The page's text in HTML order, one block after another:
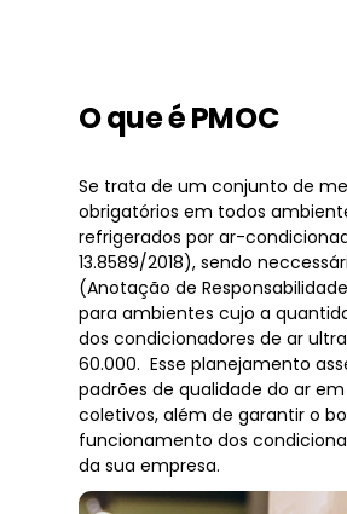
O que é PMOC
Se trata de um conjunto de
obrigatórios em todos
refrigerados por ar-
13.8589/2018), sendo
(Anotação de
para ambientes cujo a
dos condicionadores de ar
60.000. Esse planejamento
padrões de qualidade do ar
coletivos, além de garantir o
funcionamento dos
da sua empresa.